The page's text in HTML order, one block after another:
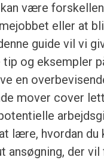
være
eller at
guide vil vi
og eksempler
en
mover cover
lære, hvordan du
ansøgning, der